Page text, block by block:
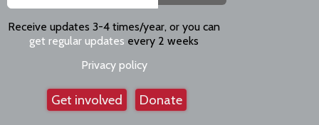
Receive updates 3-4 times/year, or you can
get regular updates every 2 weeks
Privacy policy
Get involved Donate